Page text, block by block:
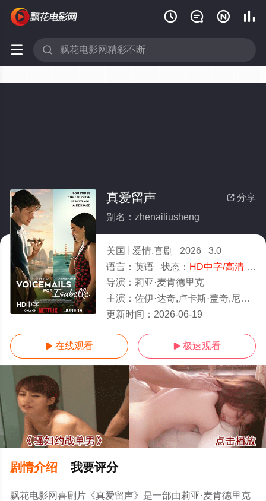
   
 
HD中字
 分享
真爱留声
别名：zhenailiusheng
美国 爱情,喜剧 2026
3.0
语言： 英语 状态： HD中字/高清- 免费在线观看
导演： 莉亚·麦肯德里克
主演： 佐伊·达奇,卢卡斯·盖奇,尼克·罗宾森,尼克·奥弗曼,托比·桑德曼,岑勇康,吉尔·贝罗斯,席亚拉·博拉沃,斯宾塞·洛
更新时间： 2026-06-19
 在线观看  极速观看
剧情介绍 我要评分
飘花电影网喜剧片《真爱留声》是一部由莉亚·麦肯德里克